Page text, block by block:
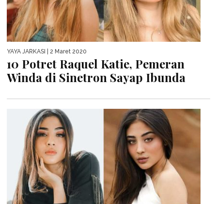
YAYA JARKASI | 2 Maret 2020
10 Potret Raquel Katie, Pemeran
Winda di Sinetron Sayap Ibunda